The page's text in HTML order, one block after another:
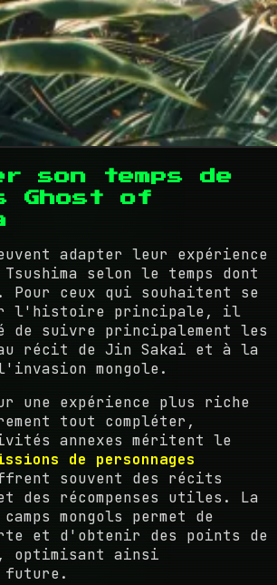
son temps de
Ghost of
adapter leur expérience
selon le temps dont
ceux qui souhaitent se
l'histoire principale, il
de suivre principalement les
récit de Jin Sakai et à la
mongole.
une expérience plus riche
tout compléter,
annexes méritent le
de personnages
souvent des récits
des récompenses utiles. La
mongols permet de
et d'obtenir des points de
optimisant ainsi